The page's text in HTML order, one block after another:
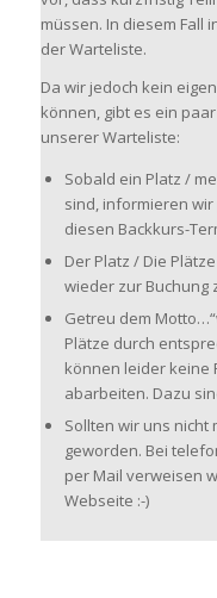
müssen. In diesem Fall
der Warteliste.
Da wir jedoch kein
können, gibt es ein
unserer Warteliste:
Sobald ein Platz /
sind, informieren wir
diesen Backkurs-
Der Platz / Die
wieder zur Buchung
Getreu dem
Plätze durch
können leider keine
abarbeiten. Dazu
Sollten wir uns nicht
geworden. Bei
per Mail verweisen
Webseite :-)